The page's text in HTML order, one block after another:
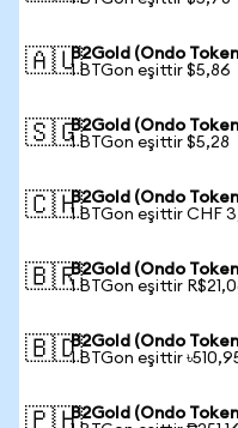
🇦🇺B2Gold (Ondo
1 BTGon eşittir $5,86
🇸🇬B2Gold (Ondo
1 BTGon eşittir $5,28
🇨🇭B2Gold (Ondo
1 BTGon eşittir CHF
🇧🇷B2Gold (Ondo
1 BTGon eşittir
🇧🇩B2Gold (Ondo
1 BTGon eşittir
🇵🇭B2Gold (Ondo